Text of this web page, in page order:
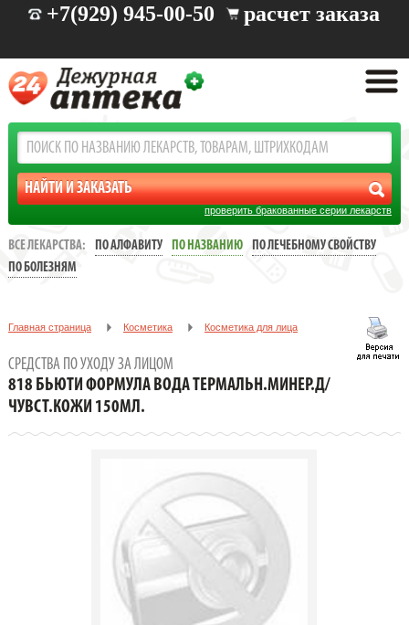
+7(929) 945-00-50 расчет заказа
проверить бракованные серии лекарств
ВСЕ ЛЕКАРСТВА: ПО АЛФАВИТУ ПО НАЗВАНИЮ
ПО ЛЕЧЕБНОМУ СВОЙСТВУ
ПО БОЛЕЗНЯМ
Главная страница Косметика Косметика для лица
818 БЬЮТИ ФОРМУЛА ВОДА ТЕРМАЛЬН.МИНЕР.Д/ЧУВСТ.КОЖИ
СРЕДСТВА ПО УХОДУ ЗА ЛИЦОМ
818 БЬЮТИ ФОРМУЛА ВОДА ТЕРМАЛЬН.МИНЕР.Д/
ЧУВСТ.КОЖИ 150МЛ.